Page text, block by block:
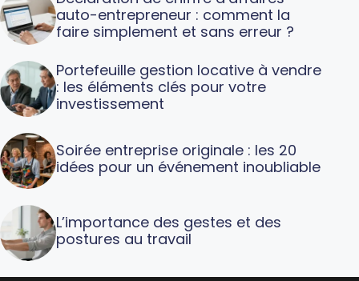
auto-entrepreneur : comment la
faire simplement et sans erreur ?
Portefeuille gestion locative à vendre
: les éléments clés pour votre
investissement
Soirée entreprise originale : les 20
idées pour un événement inoubliable
L’importance des gestes et des
postures au travail